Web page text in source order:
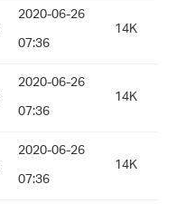
2020-06-26
07:36
14K
2020-06-26
07:36
14K
2020-06-26
07:36
14K